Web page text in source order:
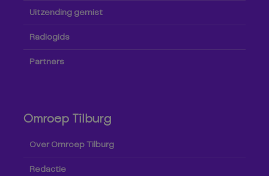
Uitzending gemist
Radiogids
Partners
Omroep Tilburg
Over Omroep Tilburg
Redactie